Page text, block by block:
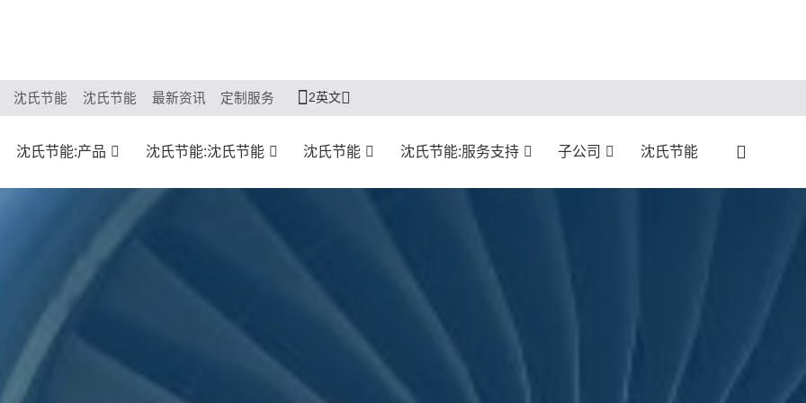
沈氏节能 沈氏节能 最新资讯 定制服务 2英文
沈氏节能:产品 沈氏节能:沈氏节能 沈氏节能 沈氏节能:服务支持 子公司 沈氏节能